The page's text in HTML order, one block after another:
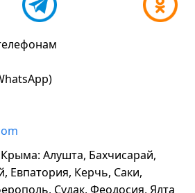
Алушта, Бахчисарай,
Евпатория, Керчь, Саки,
Судак, Феодосия, Ялта